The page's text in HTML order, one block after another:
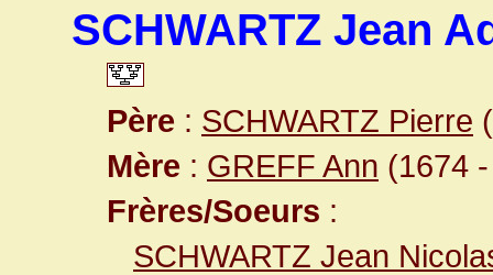
SCHWARTZ Jean
Père : SCHWARTZ Pierre
Mère : GREFF Ann (1674
Frères/Soeurs :
SCHWARTZ Jean